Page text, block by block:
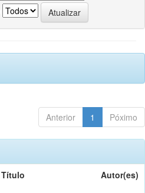
Anterior 1 Póximo
Título Autor(es)